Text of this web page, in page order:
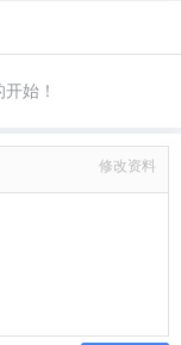
始！
修改资料